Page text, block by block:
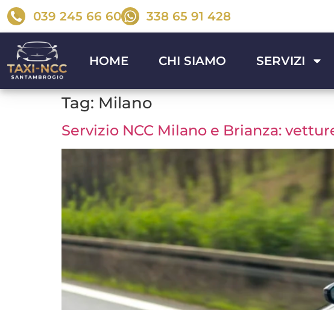
contenuto
039 245 66 60 338 65 91 428
HOME CHI SIAMO SERVIZI
Tag: Milano
Servizio NCC Milano e Brianza: